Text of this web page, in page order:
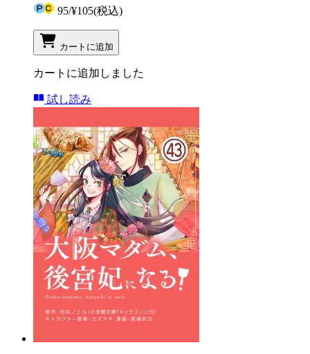
95/¥105(税込)
カートに追加
カートに追加しました
試し読み